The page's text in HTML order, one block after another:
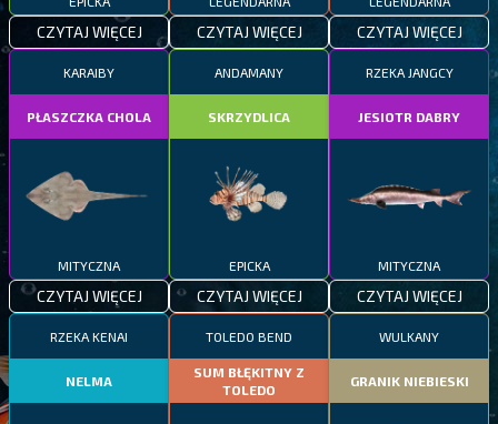
CZYTAJ WIĘCEJ CZYTAJ WIĘCEJ CZYTAJ WIĘCEJ
KARAIBY
PŁASZCZKA CHOLA
MITYCZNA
CZYTAJ WIĘCEJ
ANDAMANY
SKRZYDLICA
EPICKA
CZYTAJ WIĘCEJ
RZEKA JANGCY
JESIOTR DABRY
MITYCZNA
CZYTAJ WIĘCEJ
RZEKA KENAI
NELMA
TOLEDO BEND
SUM BŁĘKITNY Z
TOLEDO
WULKANY
GRANIK NIEBIESKI